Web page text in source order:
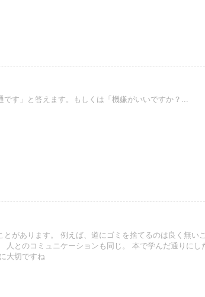
す」と答えます。もしくは「機嫌がいいですか？...
があります。 例えば、道にゴミを捨てるのは良く無い
人とのコミュニケーションも同じ。 本で学んだ通りに
大切ですね